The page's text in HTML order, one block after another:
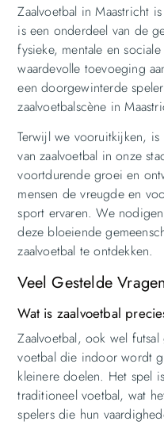
Zaalvoetbal in Maastricht
is een onderdeel van de
fysieke, mentale en
waardevolle toevoeging
een doorgewinterde
zaalvoetbalscène in
Terwijl we vooruitkijken,
van zaalvoetbal in onze
voortdurende groei en
mensen de vreugde en
sport ervaren. We
deze bloeiende
zaalvoetbal te ontdekken.
Veel Gestelde Vragen
Wat is zaalvoetbal
Zaalvoetbal, ook wel
voetbal die indoor wordt
kleinere doelen. Het spel
traditioneel voetbal, wat
spelers die hun